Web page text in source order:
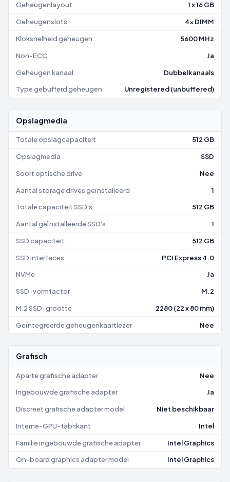
Geheugenlayout 1 x 16 GB
Geheugenslots 4x DIMM
Kloksnelheid geheugen 5600 MHz
Non-ECC Ja
Geheugen kanaal Dubbelkanaals
Type gebufferd geheugen Unregistered (unbuffered)
Opslagmedia
Totale opslagcapaciteit 512 GB
Opslagmedia SSD
Soort optische drive Nee
Aantal storage drives geïnstalleerd 1
Totale capaciteit SSD's 512 GB
Aantal geïnstalleerde SSD's 1
SSD capaciteit 512 GB
SSD interfaces PCI Express 4.0
NVMe Ja
SSD-vormfactor M.2
M.2 SSD-grootte 2280 (22 x 80 mm)
Geïntegreerde geheugenkaartlezer Nee
Grafisch
Aparte grafische adapter Nee
Ingebouwde grafische adapter Ja
Discreet grafische adapter model Niet beschikbaar
Interne-GPU-fabrikant Intel
Familie ingebouwde grafische adapter Intel Graphics
On-board graphics adapter model Intel Graphics